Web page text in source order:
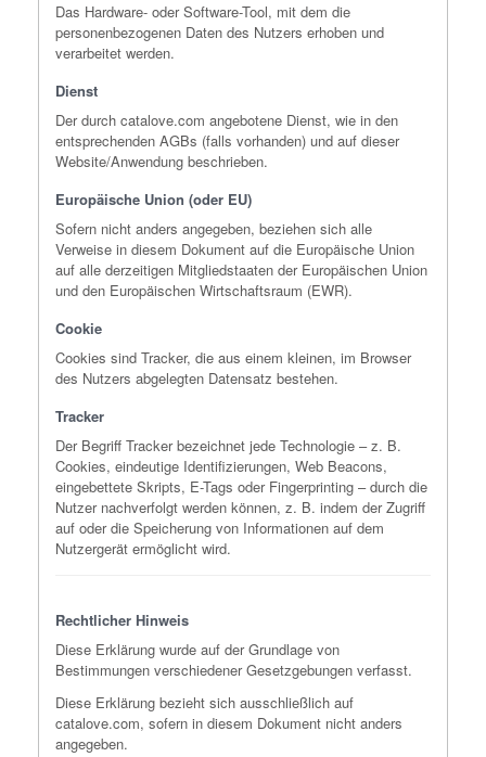
Das Hardware- oder Software-Tool, mit dem die
personenbezogenen Daten des Nutzers erhoben und
verarbeitet werden.
Dienst
Der durch catalove.com angebotene Dienst, wie in den
entsprechenden AGBs (falls vorhanden) und auf dieser
Website/Anwendung beschrieben.
Europäische Union (oder EU)
Sofern nicht anders angegeben, beziehen sich alle
Verweise in diesem Dokument auf die Europäische Union
auf alle derzeitigen Mitgliedstaaten der Europäischen Union
und den Europäischen Wirtschaftsraum (EWR).
Cookie
Cookies sind Tracker, die aus einem kleinen, im Browser
des Nutzers abgelegten Datensatz bestehen.
Tracker
Der Begriff Tracker bezeichnet jede Technologie – z. B.
Cookies, eindeutige Identifizierungen, Web Beacons,
eingebettete Skripts, E-Tags oder Fingerprinting – durch die
Nutzer nachverfolgt werden können, z. B. indem der Zugriff
auf oder die Speicherung von Informationen auf dem
Nutzergerät ermöglicht wird.
Rechtlicher Hinweis
Diese Erklärung wurde auf der Grundlage von
Bestimmungen verschiedener Gesetzgebungen verfasst.
Diese Erklärung bezieht sich ausschließlich auf
catalove.com, sofern in diesem Dokument nicht anders
angegeben.